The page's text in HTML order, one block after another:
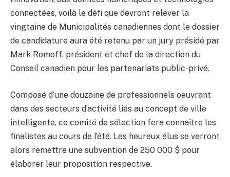
connectées, voilà le défi que devront relever la
vingtaine de Municipalités canadiennes dont le dossier
de candidature aura été retenu par un jury présidé par
Mark Romoff, président et chef de la direction du
Conseil canadien pour les partenariats public-privé.
Composé d’une douzaine de professionnels oeuvrant
dans des secteurs d’activité liés au concept de ville
intelligente, ce comité de sélection fera connaître les
finalistes au cours de l’été. Les heureux élus se verront
alors remettre une subvention de 250 000 $ pour
élaborer leur proposition respective.